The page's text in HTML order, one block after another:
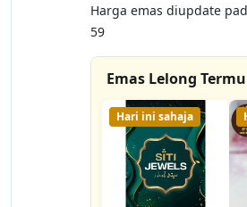
Harga emas diupdate
59
Emas Lelong
Hari ini sahaja